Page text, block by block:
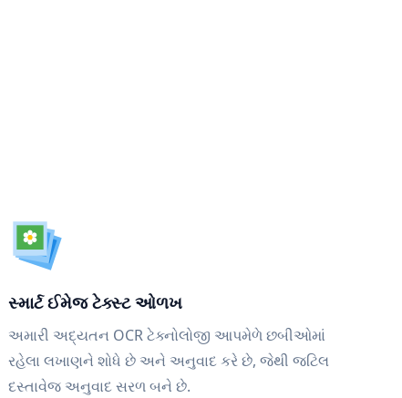
સ્માર્ટ ઈમેજ ટેક્સ્ટ ઓળખ
અમારી અદ્યતન OCR ટેક્નોલોજી આપમેળે છબીઓમાં
રહેલા લખાણને શોધે છે અને અનુવાદ કરે છે, જેથી જટિલ
દસ્તાવેજ અનુવાદ સરળ બને છે.